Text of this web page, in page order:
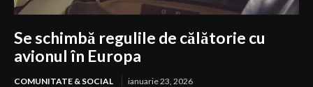
Se schimbă regulile de călătorie cu
avionul în Europa
COMUNITATE & SOCIAL ianuarie 23, 2026